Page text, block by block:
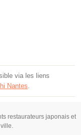
via les liens
Nantes
restaurateurs japonais et